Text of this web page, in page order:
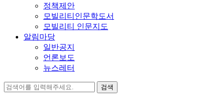
정책제안
모빌리티인문학도서
모빌리티 인문지도
알림마당
일반공지
언론보도
뉴스레터
검